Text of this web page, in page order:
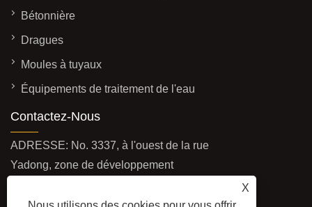
X
Bétonnière
Dragues
Moules à tuyaux
Équipements de traitement de l'eau
Contactez-Nous
ADRESSE: No. 3337, à l'ouest de la rue
Yadong, zone de développement
Shandong, Chine